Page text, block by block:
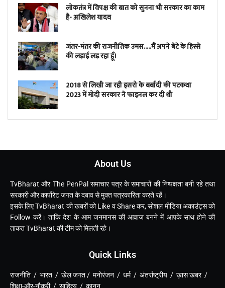
लोकतंत्र में विपक्ष की बात को सुनना भी सरकार का काम
है- अखिलेश यादव
जंतर-मंतर की राजनीतिक उमस…..मैं अपने बेटे के हिस्से
की लड़ाई लड़ रहा हूँ।
2018 से लिखी जा रही इसरो के बर्बादी की पटकथा
2023 में मोदी सरकार ने फाइनल कर दी थी
About Us
TvBharat और The PenPal समाचार पत्र के समाचारों की निष्पक्षता बनी रहे तथा
सरकारी और कार्पोरेट जगत के दबाव से मुक्त पत्रकारिता करते रहें।
इसके लिए TvBharat की खबरों को Like व Share कर, सोशल मीडिया अकाउंट्स को
Follow करें। ताकि देश के आम जनमानस की आवाज बनने में आपके साथ होने की
ताकत TvBharat की टीम को मिलती रहे।
Quick Links
राजनीति / भारत / खेल जगत / मनोरंजन / धर्म / अंतर्राष्ट्रीय / ख़ास खबर /
शिक्षा-और-नौकरी / साहित्य / कानून